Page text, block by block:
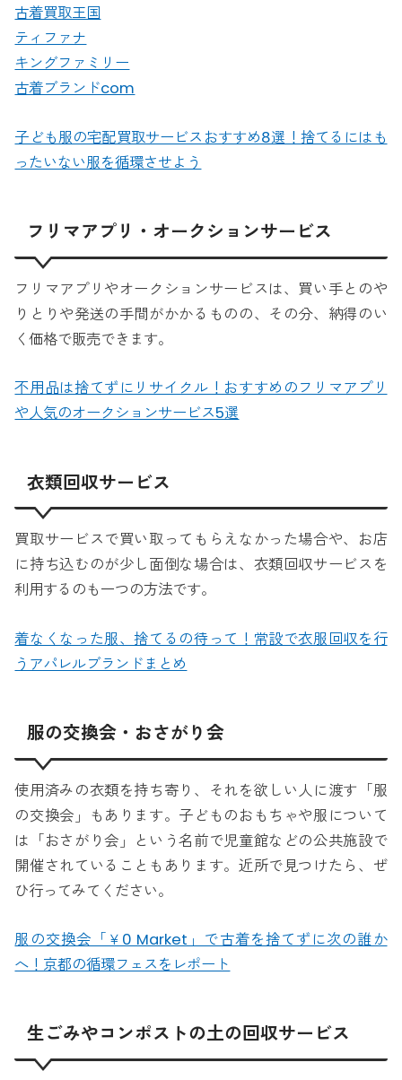
古着買取王国
ティファナ
キングファミリー
古着ブランドcom
子ども服の宅配買取サービスおすすめ8選！捨てるにはも
ったいない服を循環させよう
フリマアプリ・オークションサービス
フリマアプリやオークションサービスは、買い手とのや
りとりや発送の手間がかかるものの、その分、納得のい
く価格で販売できます。
不用品は捨てずにリサイクル！おすすめのフリマアプリ
や人気のオークションサービス5選
衣類回収サービス
買取サービスで買い取ってもらえなかった場合や、お店
に持ち込むのが少し面倒な場合は、衣類回収サービスを
利用するのも一つの方法です。
着なくなった服、捨てるの待って！常設で衣服回収を行
うアパレルブランドまとめ
服の交換会・おさがり会
使用済みの衣類を持ち寄り、それを欲しい人に渡す「服
の交換会」もあります。子どものおもちゃや服について
は「おさがり会」という名前で児童館などの公共施設で
開催されていることもあります。近所で見つけたら、ぜ
ひ行ってみてください。
服の交換会「￥0 Market」で古着を捨てずに次の誰か
へ！京都の循環フェスをレポート
生ごみやコンポストの土の回収サービス